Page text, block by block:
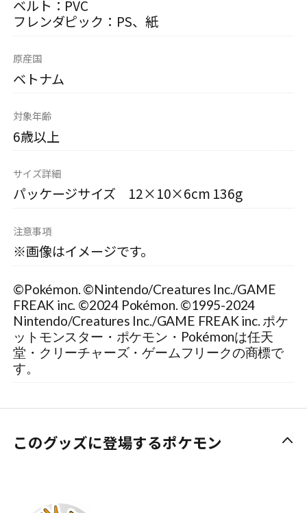
ベルト：PVC
フレンダピック：PS、紙
原産国
ベトナム
対象年齢
6歳以上
サイズ詳細
パッケージサイズ 12×10×6cm 136g
注意事項
※画像はイメージです。
©Pokémon. ©Nintendo/Creatures Inc./GAME
FREAK inc. ©2024 Pokémon. ©1995-2024
Nintendo/Creatures Inc./GAME FREAK inc. ポケ
ットモンスター・ポケモン・Pokémonは任天
堂・クリーチャーズ・ゲームフリークの商標で
す。
このグッズに登場するポケモン